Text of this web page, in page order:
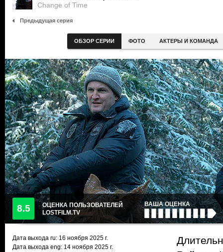
Change of Time
Предыдущая серия
ОБЗОР СЕРИИ ФОТО АКТЕРЫ И КОМАНДА
8.5
ОЦЕНКА ПОЛЬЗОВАТЕЛЕЙ
LOSTFILM.TV
ВАША ОЦЕНКА
Дата выхода ru: 16 ноября 2025 г.
Дата выхода eng: 14 ноября 2025 г.